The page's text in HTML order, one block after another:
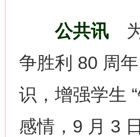
公共讯
争胜利 80 周
识，增强学生
感情，9 月 3